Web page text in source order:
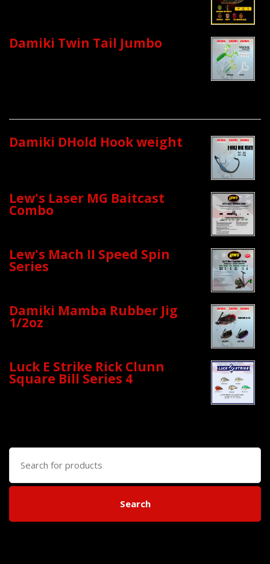
Damiki Twin Tail Jumbo
Damiki DHold Hook weight
Lew's Laser MG Baitcast
Combo
Lew's Mach II Speed Spin
Series
Damiki Mamba Rubber Jig
1/2oz
Luck E Strike Rick Clunn
Square Bill Series 4
Search
for:
Search